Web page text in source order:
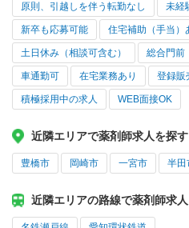
原則、引越しを伴う転勤なし 未経
新卒も応募可能 住宅補助（手当）
土日休み（相談可含む） 総合門前
車通勤可 在宅業務あり 登録販
積極採用中の求人 WEB面接OK
近隣エリアで薬剤師求人を探す
豊橋市 岡崎市 一宮市 半田
近隣エリアの路線で薬剤師求